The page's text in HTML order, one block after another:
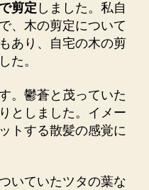
剪定 しました。私自
、木の剪定について
あり、自宅の木の剪
た。
。鬱蒼と茂っていた
としました。イメー
トする散髪の感覚に
いていたツタの葉な